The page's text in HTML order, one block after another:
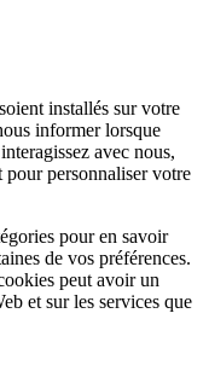
installés sur votre
informer lorsque
avec nous,
personnaliser votre
pour en savoir
de vos préférences.
peut avoir un
et sur les services que